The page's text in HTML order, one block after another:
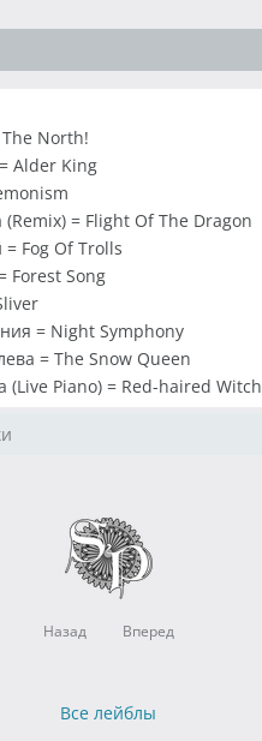
North!
Alder King
= Flight Of The Dragon
Fog Of Trolls
Forest Song
= Night Symphony
= The Snow Queen
(Live Piano) = Red-haired Witch
Назад Вперед
Все лейблы